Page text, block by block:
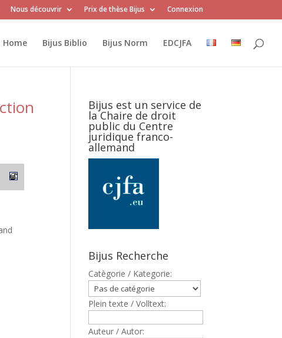
Nous découvrir Prix de thèse Bijus Connexion
Home Bijus Biblio Bijus Norm EDCJFA
Bijus est un service de
la Chaire de droit
public du Centre
juridique franco-
allemand
Bijus Recherche
Catègorie / Kategorie:
Plein texte / Volltext:
Auteur / Autor: